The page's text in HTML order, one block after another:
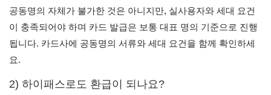
공동명의 자체가 불가한 것은 아니지만, 실사용자와 세대 요건
이 충족되어야 하며 카드 발급은 보통 대표 명의 기준으로 진행
됩니다. 카드사에 공동명의 서류와 세대 요건을 함께 확인하세
요.
2) 하이패스로도 환급이 되나요?